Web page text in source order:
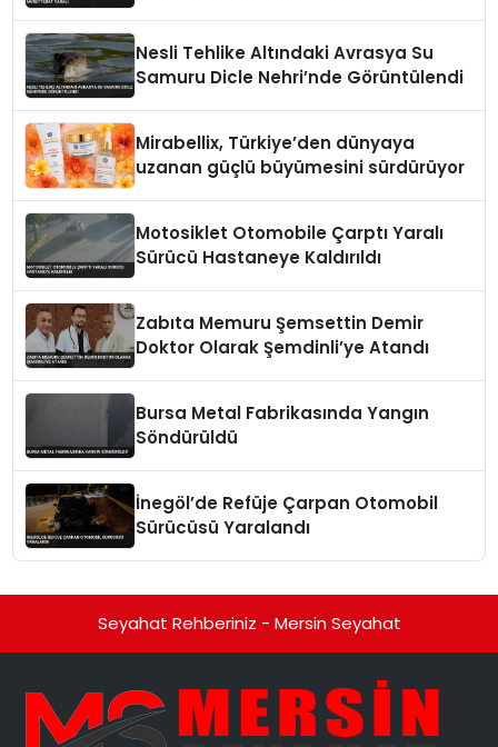
Nesli Tehlike Altındaki Avrasya Su
Samuru Dicle Nehri’nde Görüntülendi
Mirabellix, Türkiye’den dünyaya
uzanan güçlü büyümesini sürdürüyor
Motosiklet Otomobile Çarptı Yaralı
Sürücü Hastaneye Kaldırıldı
Zabıta Memuru Şemsettin Demir
Doktor Olarak Şemdinli’ye Atandı
Bursa Metal Fabrikasında Yangın
Söndürüldü
İnegöl’de Refüje Çarpan Otomobil
Sürücüsü Yaralandı
Seyahat Rehberiniz - Mersin Seyahat